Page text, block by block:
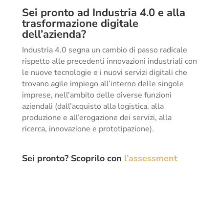
Sei pronto ad Industria 4.0 e alla
trasformazione digitale
dell’azienda?
Industria 4.0 segna un cambio di passo radicale
rispetto alle precedenti innovazioni industriali con
le nuove tecnologie e i nuovi servizi digitali che
trovano agile impiego all’interno delle singole
imprese, nell’ambito delle diverse funzioni
aziendali (dall’acquisto alla logistica, alla
produzione e all’erogazione dei servizi, alla
ricerca, innovazione e prototipazione).
Sei pronto? Scoprilo con l’assessment